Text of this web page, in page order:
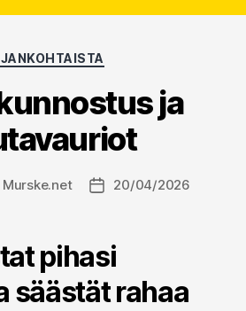
Kategoriat
ja
Murske.net Julkaisupäivämäärä
20/04/2026
pihasi
säästät rahaa